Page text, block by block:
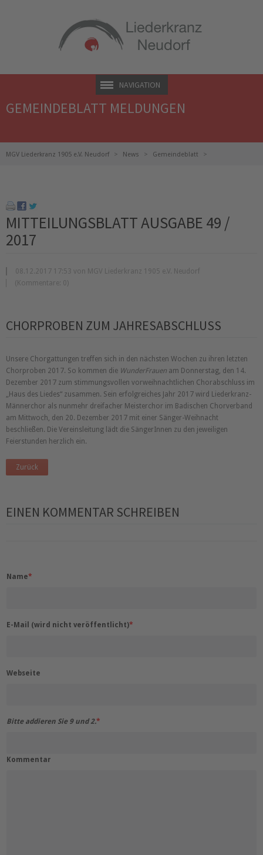
NAVIGATION
GEMEINDEBLATT MELDUNGEN
MGV Liederkranz 1905 e.V. Neudorf News Gemeindeblatt
MITTEILUNGSBLATT AUSGABE 49 /
2017
08.12.2017 17:53 von MGV Liederkranz 1905 e.V. Neudorf
(Kommentare: 0)
CHORPROBEN ZUM JAHRESABSCHLUSS
Unsere Chorgattungen treffen sich in den nächsten Wochen zu ihren letzten
Chorproben 2017. So kommen die WunderFrauen am Donnerstag, den 14.
Dezember 2017 zum stimmungsvollen vorweihnachtlichen Chorabschluss im
Haus des Liedes
zusammen. Sein erfolgreiches Jahr 2017 wird Liederkranz-
Männerchor als nunmehr dreifacher Meisterchor im Badischen Chorverband
am Mittwoch, den 20. Dezember 2017 mit einer Sänger-Weihnacht
beschließen. Die Vereinsleitung lädt die SängerInnen zu den jeweiligen
Feierstunden herzlich ein.
Zurück
EINEN KOMMENTAR SCHREIBEN
Name*
E-Mail (wird nicht veröffentlicht)*
Webseite
Bitte addieren Sie 9 und 2.*
Kommentar